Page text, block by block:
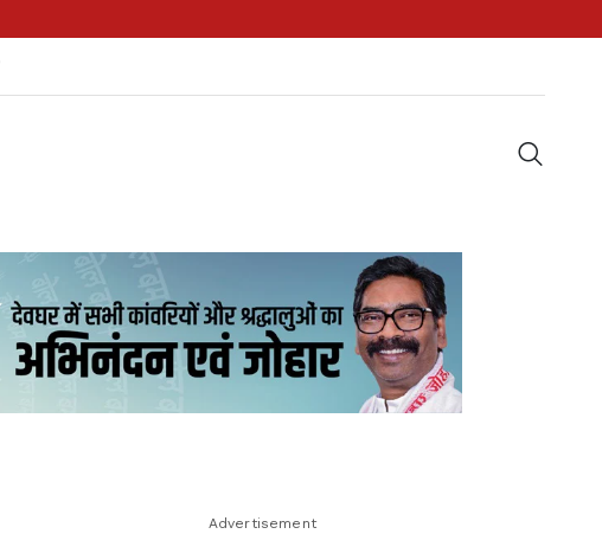
Advertisement